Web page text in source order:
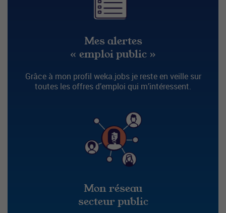
Mes alertes
« emploi public »
Grâce à mon profil weka.jobs je reste en veille sur
toutes les offres d’emploi qui m’intéressent.
Mon réseau
secteur public